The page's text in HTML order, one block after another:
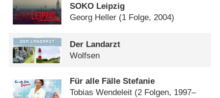
SOKO Leipzig
Georg Heller (1 Folge, 2004)
Der Landarzt
Wolfsen
Für alle Fälle Stefanie
Tobias Wendeleit (2 Folgen, 1997–